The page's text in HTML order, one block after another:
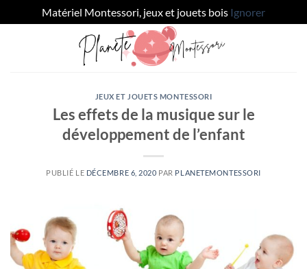
Matériel Montessori, jeux et jouets bois Ignorer
JEUX ET JOUETS MONTESSORI
Les effets de la musique sur le
développement de l’enfant
PUBLIÉ LE DÉCEMBRE 6, 2020 PAR PLANETEMONTESSORI